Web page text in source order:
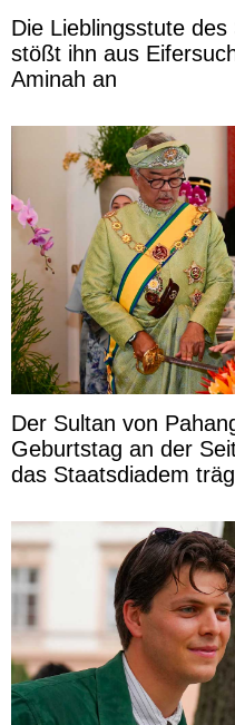
Die Lieblingsstute
stößt ihn aus
Aminah an
Der Sultan von
Geburtstag an der
das Staatsdiadem